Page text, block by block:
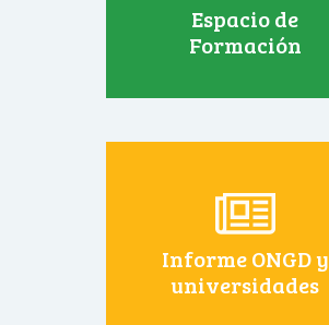
Espacio de
Formación
Informe ONGD y
universidades